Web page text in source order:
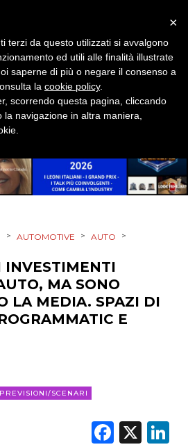
> AUTOMOTIVE > AUTO >
INVESTIMENTI
MA SONO
LA MEDIA. SPAZI DI
E
PREVISIONI/SCENARI
X
×
terzi da questo utilizzati si avvalgono
ed utili alle finalità illustrate
saperne di più o negare il consenso a
la cookie policy.
scorrendo questa pagina, cliccando
navigazione in altra maniera,